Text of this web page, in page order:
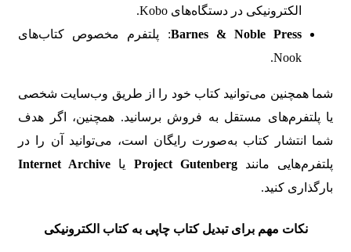
الکترونیکی در دستگاه‌های Kobo.
Barnes & Noble Press: پلتفرم مخصوص کتاب‌های
Nook.
شما همچنین می‌توانید کتاب خود را از طریق وب‌سایت شخصی
یا پلتفرم‌های مستقل به فروش برسانید. همچنین، اگر هدف
شما انتشار کتاب به‌صورت رایگان است، می‌توانید آن را در
پلتفرم‌هایی مانندProject Gutenberg یا Internet Archive
بارگذاری کنید.
نکات مهم برای تبدیل کتاب چاپی به کتاب الکترونیکی